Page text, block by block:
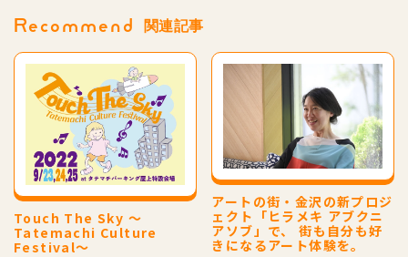
Recommend 関連記事
Touch The Sky 〜
Tatemachi Culture
Festival〜
アートの街・金沢の新プロジ
ェクト「ヒラメキ アブクニ
アソブ」で、 街も自分も好
きになるアート体験を。